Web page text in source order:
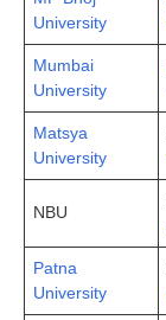
University
Mumbai
University
Matsya
University
NBU
Patna
University